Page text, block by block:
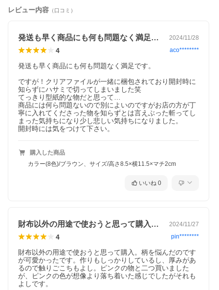
レビュー内容 （口コミ）
発送も早く商品にも何も問題なく満足です… 2024/11/28
4 aco********
発送も早く商品にも何も問題なく満足です。
ですが！クリアファイルが一緒に梱包されており開封時に
知らずにハサミで切ってしまいました笑
てっきり型紙的な物だと思って…
商品には何ら問題ないので別によいのですがお店の方が丁
寧に入れてくださった物を知らずとは言えぶった斬ってし
まった気持ちになり少し悲しい気持ちになりました。
購入した商品
カラー(8色)/ブラウン、サイズ/高さ8.5×横11.5×マチ2cm
いいね 0
財布以外の用途で使おうと思って購入。柄… 2024/11/27
4 pin********
財布以外の用途で使おうと思って購入。柄を悩んだのです
が可愛かったです。作りもしっかりしているし、厚みがあ
るので触りごこちもよし。ピンクの物と二つ買いました
が、ピンクの色が想像より落ち着いた感じでしたがそれも
よしです。